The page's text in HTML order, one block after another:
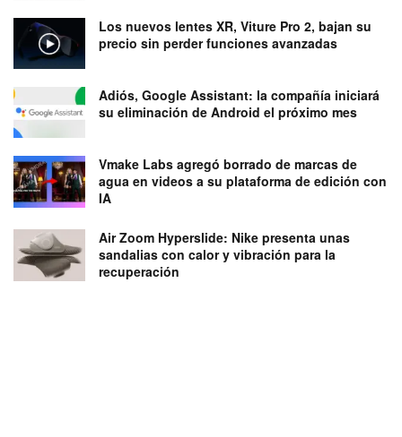
Los nuevos lentes XR, Viture Pro 2, bajan su
precio sin perder funciones avanzadas
Adiós, Google Assistant: la compañía iniciará
su eliminación de Android el próximo mes
Vmake Labs agregó borrado de marcas de
agua en videos a su plataforma de edición con
IA
Air Zoom Hyperslide: Nike presenta unas
sandalias con calor y vibración para la
recuperación